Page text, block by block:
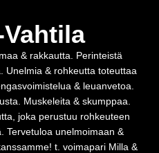
& rakkautta. Perinteistä
Unelmia & rohkeutta toteuttaa
& leuanvetoa.
Muskeleita & skumppaa.
joka perustuu rohkeuteen
Tervetuloa unelmoimaan &
t. voimapari Milla &